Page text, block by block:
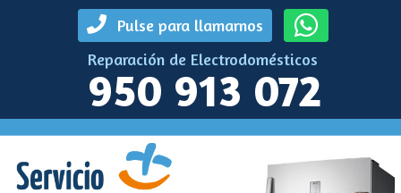
Pulse para llamarnos
Reparación de Electrodomésticos
950 913 072